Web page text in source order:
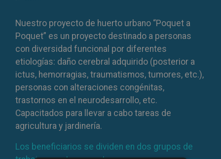
Nuestro proyecto de huerto urbano “Poquet a
Poquet” es un proyecto destinado a personas
con diversidad funcional por diferentes
etiologías: daño cerebral adquirido (posterior a
ictus, hemorragias, traumatismos, tumores, etc.),
personas con alteraciones congénitas,
trastornos en el neurodesarrollo, etc.
Capacitados para llevar a cabo tareas de
agricultura y jardinería.
Los beneficiarios se dividen en dos grupos de